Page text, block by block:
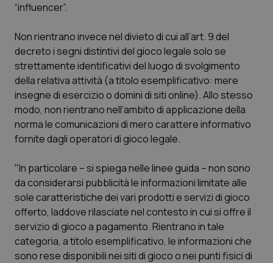
Piemonte
Provincia Autonoma di Bolzano
Provincia Autonoma di Trento
Sardegna
Sicilia
Toscana
HIV
Infezioni & Febbre
Ipertensione & Scompenso
Malattia di Crohn & Rettocolite Ulcerosa
Neuroscienze & patologie neurodegenerative
Obesità
“influencer”.
Non rientrano invece nel divieto di cui all’art. 9 del
decreto i segni distintivi del gioco legale solo se
strettamente identificativi del luogo di svolgimento
della relativa attività (a titolo esemplificativo: mere
insegne di esercizio o domini di siti online). Allo stesso
modo, non rientrano nell’ambito di applicazione della
norma le comunicazioni di mero carattere informativo
fornite dagli operatori di gioco legale.
"In particolare – si spiega nelle linee guida – non sono
da considerarsi pubblicità le informazioni limitate alle
sole caratteristiche dei vari prodotti e servizi di gioco
offerto, laddove rilasciate nel contesto in cui si offre il
servizio di gioco a pagamento. Rientrano in tale
categoria, a titolo esemplificativo, le informazioni che
sono rese disponibili nei siti di gioco o nei punti fisici di